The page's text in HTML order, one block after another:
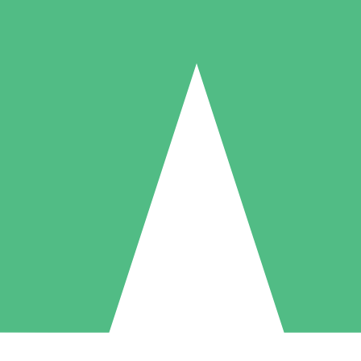
Individuelle Credit-Pakete
nach Bedarf mit Download-Credits. Keine monatliche Verpflichtung